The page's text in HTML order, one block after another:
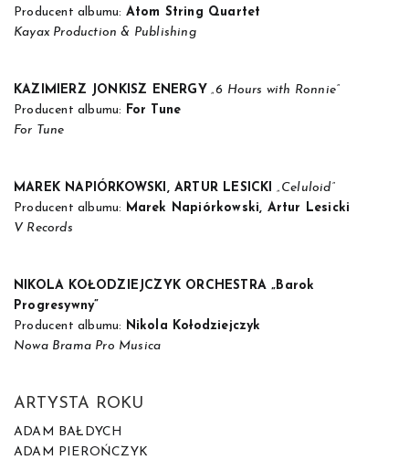
Producent albumu: Atom String Quartet
Kayax Production & Publishing
KAZIMIERZ JONKISZ ENERGY „6 Hours with Ronnie”
Producent albumu: For Tune
For Tune
MAREK NAPIÓRKOWSKI, ARTUR LESICKI „Celuloid”
Producent albumu: Marek Napiórkowski, Artur Lesicki
V Records
NIKOLA KOŁODZIEJCZYK ORCHESTRA „Barok
Progresywny”
Producent albumu: Nikola Kołodziejczyk
Nowa Brama Pro Musica
ARTYSTA ROKU
ADAM BAŁDYCH
ADAM PIEROŃCZYK